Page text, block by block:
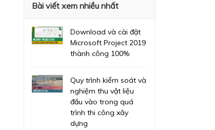
Bài viết xem nhiều nhất
Download và cài đặt
Microsoft Project 2019
thành công 100%
Quy trình kiểm soát và
nghiệm thu vật liệu
đầu vào trong quá
trình thi công xây
dựng